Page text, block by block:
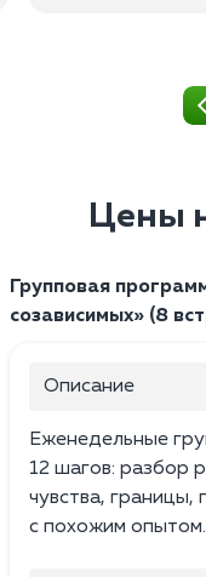
Цены
Групповая
созависимых» (8
Описание
Еженедельные
12 шагов: разбор
чувства,
с похожим опытом.